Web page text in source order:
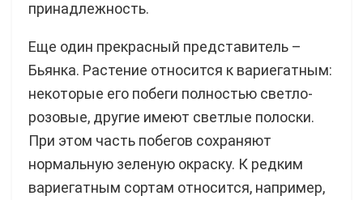
принадлежность.
Еще один прекрасный представитель –
Бьянка. Растение относится к вариегатным:
некоторые его побеги полностью светло-
розовые, другие имеют светлые полоски.
При этом часть побегов сохраняют
нормальную зеленую окраску. К редким
вариегатным сортам относится, например,